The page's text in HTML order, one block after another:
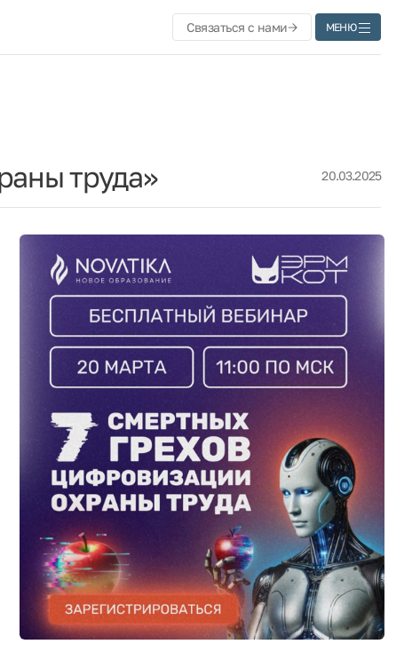
Связаться с нами МЕНЮ
труда» 20.03.2025